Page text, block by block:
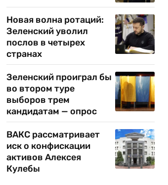
Новая волна ротаций:
Зеленский уволил
послов в четырех
странах
Зеленский проиграл бы
во втором туре
выборов трем
кандидатам — опрос
ВАКС рассматривает
иск о конфискации
активов Алексея
Кулебы